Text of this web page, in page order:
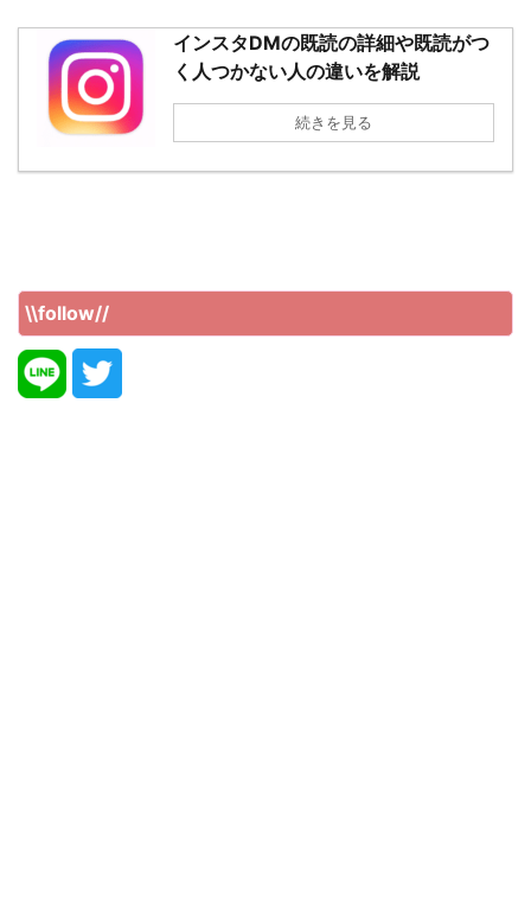
インスタDMの既読の詳細や既読がつ
く人つかない人の違いを解説
続きを見る
\\follow//